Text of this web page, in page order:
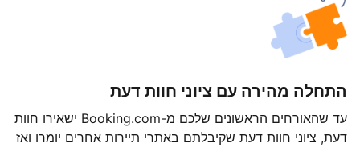
התחלה מהירה עם ציוני חוות דעת
עד שהאורחים הראשונים שלכם מ-Booking.com ישאירו חוות
דעת, ציוני חוות דעת שקיבלתם באתרי תיירות אחרים יומרו ואז